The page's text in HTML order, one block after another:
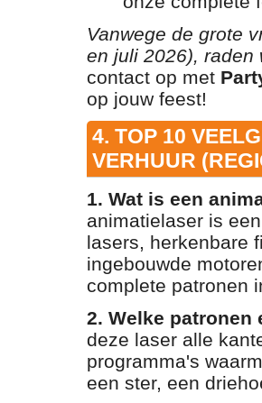
Vanwege de grote
en juli 2026), raden
contact op met
op jouw feest!
4. TOP 10
VERHUUR
1. Wat is een
animatielaser is
lasers, herkenbare
ingebouwde
complete patronen
2. Welke patronen
deze laser alle
programma's
een ster, een